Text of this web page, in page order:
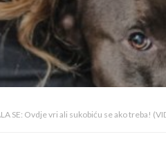
SE: Ovdje vri ali sukobiću se ako treba!